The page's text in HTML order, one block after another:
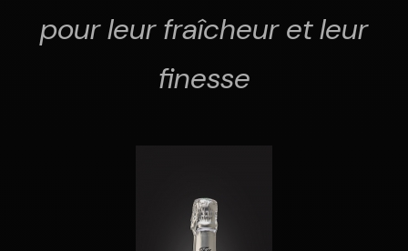
pour leur fraîcheur et leur
finesse